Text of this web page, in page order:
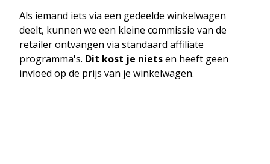
Als iemand iets via een gedeelde winkelwagen
deelt, kunnen we een kleine commissie van de
retailer ontvangen via standaard affiliate
programma's. Dit kost je nietsen heeft geen
invloed op de prijs van je winkelwagen.